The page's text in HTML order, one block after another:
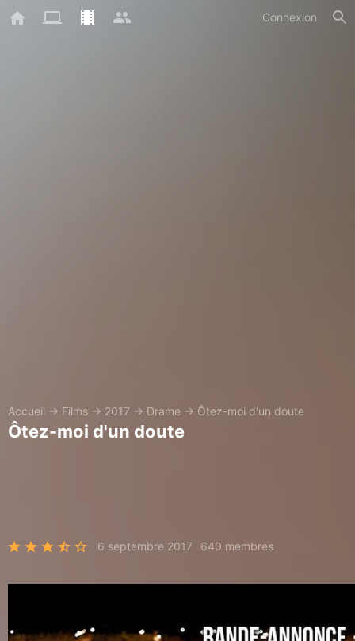
Connexion
Accueil → Films → 2017 → Drame → Ôtez-moi d'un doute
Ôtez-moi d'un doute
6 septembre 2017 640 membres